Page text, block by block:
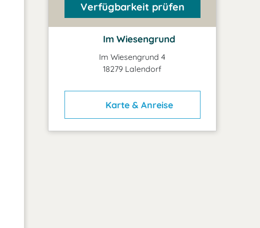
Verfügbarkeit prüfen
Im Wiesengrund
Im Wiesengrund 4
18279 Lalendorf
Karte & Anreise